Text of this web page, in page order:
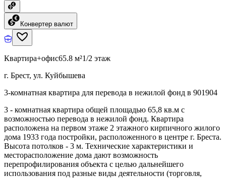
Конвертер валют
Квартира+офис65.8 м²1/2 этаж
г. Брест, ул. Куйбышева
3-комнатная квартира для перевода в нежилой фонд в 901904
3 - комнатная квартира общей площадью 65,8 кв.м с
возможностью перевода в нежилой фонд. Квартира
расположена на первом этаже 2 этажного кирпичного жилого
дома 1933 года постройки, расположенного в центре г. Бреста.
Высота потолков - 3 м. Технические характеристики и
месторасположение дома дают возможность
перепрофилирования объекта с целью дальнейшего
использования под разные виды деятельности (торговля,